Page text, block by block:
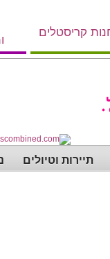
קריסטלים
תיירות וטיולים